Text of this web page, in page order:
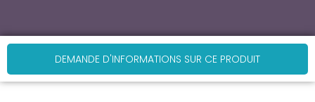
DEMANDE D'INFORMATIONS SUR CE PRODUIT